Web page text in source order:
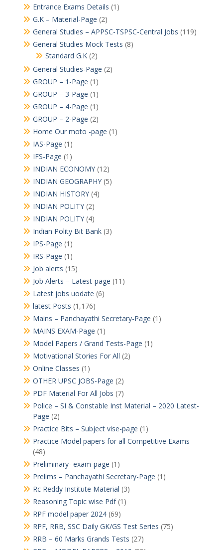
Entrance Exams Details (1)
G.K – Material-Page (2)
General Studies – APPSC-TSPSC-Central Jobs (119)
General Studies Mock Tests (8)
Standard G.K(2)
General Studies-Page (2)
GROUP – 1-Page (1)
GROUP – 3-Page (1)
GROUP – 4-Page (1)
GROUP – 2-Page (2)
Home Our moto -page (1)
IAS-Page (1)
IFS-Page (1)
INDIAN ECONOMY(12)
INDIAN GEOGRAPHY(5)
INDIAN HISTORY(4)
INDIAN POLITY(2)
INDIAN POLITY(4)
Indian Polity Bit Bank(3)
IPS-Page (1)
IRS-Page (1)
Job alerts (15)
Job Alerts – Latest-page (11)
Latest jobs uodate (6)
latest Posts (1,176)
Mains – Panchayathi Secretary-Page (1)
MAINS EXAM-Page (1)
Model Papers / Grand Tests-Page (1)
Motivational Stories For All (2)
Online Classes (1)
OTHER UPSC JOBS-Page (2)
PDF Material For All Jobs (7)
Police – SI & Constable Inst Material – 2020 Latest-
Page (2)
Practice Bits – Subject vise-page (1)
Practice Model papers for all Competitive Exams
(48)
Preliminary- exam-page (1)
Prelims – Panchayathi Secretary-Page (1)
Rc Reddy Institute Material (3)
Reasoning Topic wise Pdf(1)
RPF model paper 2024(69)
RPF, RRB, SSC Daily GK/GS Test Series (75)
RRB – 60 Marks Grands Tests (27)